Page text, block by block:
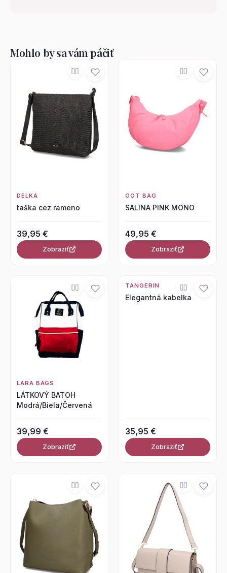
Mohlo by sa vám páčiť
DELKA
taška cez rameno
39,95 €
Zobraziť
GOT BAG
SALINA PINK MONO
49,95 €
Zobraziť
LARA BAGS
LÁTKOVÝ BATOH
Modrá/Biela/Červená
39,99 €
Zobraziť
TANGERIN
Elegantná kabelka
35,95 €
Zobraziť